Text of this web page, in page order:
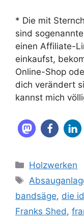
* Die mit
sind
einen Affiliate-
einkaufst,
Online-Shop
dich verändert
kannst mich
Kategorien
Holzwerken
Schlagwörter
bandsäge, die
Franks Shed,